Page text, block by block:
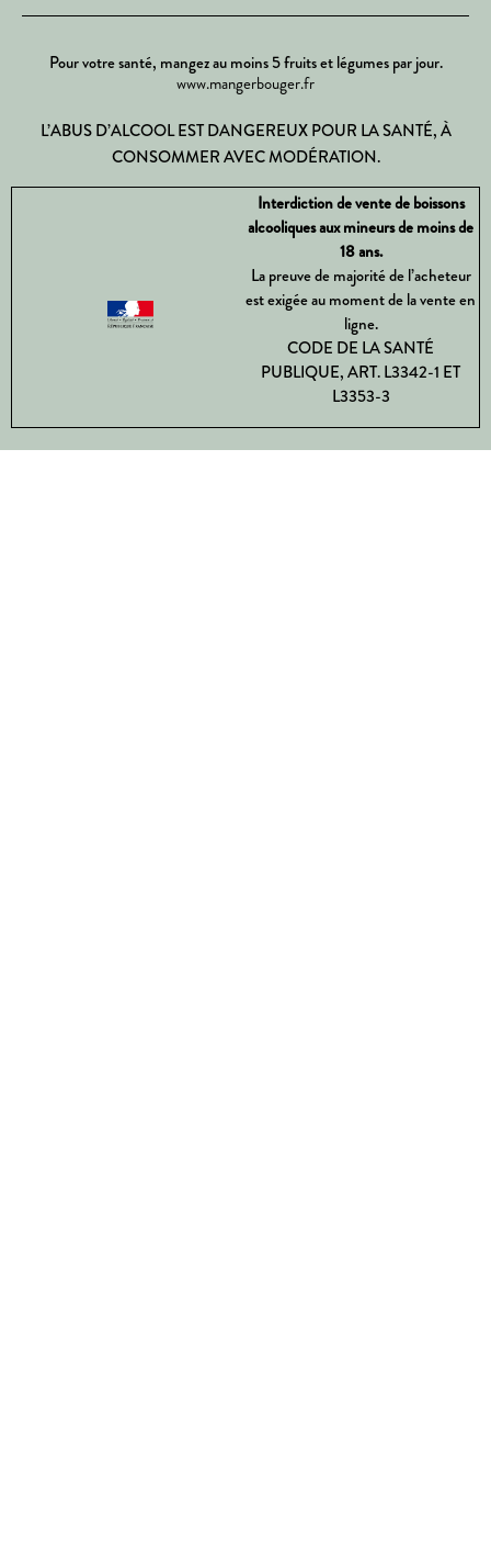
Pour votre santé, mangez au moins 5 fruits et légumes par jour.
www.mangerbouger.fr
L’ABUS D’ALCOOL EST DANGEREUX POUR LA SANTÉ, À
CONSOMMER AVEC MODÉRATION.
Interdiction de vente de boissons
alcooliques aux mineurs de moins de
18 ans.
La preuve de majorité de l’acheteur
est exigée au moment de la vente en
ligne.
CODE DE LA SANTÉ
PUBLIQUE, ART. L3342-1 ET
L3353-3